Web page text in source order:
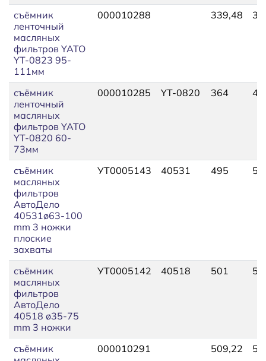
съёмник
ленточный
масляных
фильтров YATO
YT-0823 95-
111мм
000010288 339,48
съёмник
ленточный
масляных
фильтров YATO
YT-0820 60-
73мм
000010285 YT-0820 364
съёмник
масляных
фильтров
АвтоДело
40531ø63-100
mm 3 ножки
плоские
захваты
УТ0005143 40531 495
съёмник
масляных
фильтров
АвтоДело
40518 ø35-75
mm 3 ножки
УТ0005142 40518 501
съёмник
000010291 509,22